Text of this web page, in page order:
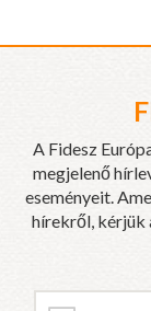
A Fidesz
megjelenő
eseményeit.
hírekről,